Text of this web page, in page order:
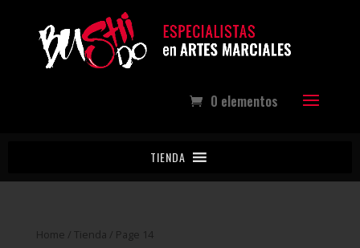
0 elementos
TIENDA
Home / Tienda / Page 14